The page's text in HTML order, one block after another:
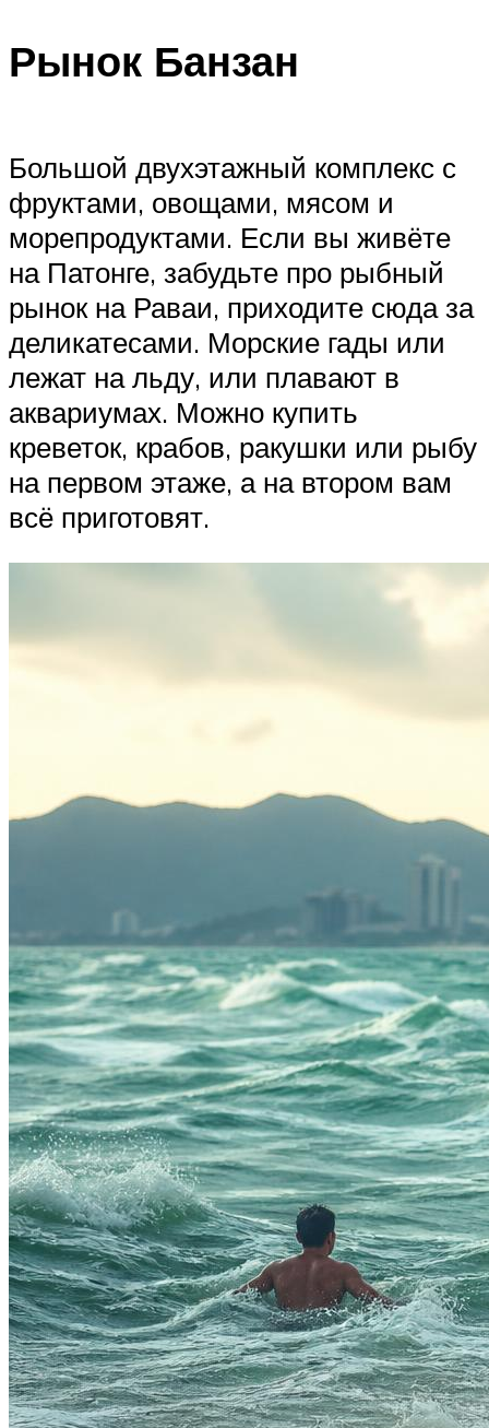
Рынок Банзан
Большой двухэтажный комплекс с
фруктами, овощами, мясом и
морепродуктами. Если вы живёте
на Патонге, забудьте про рыбный
рынок на Раваи, приходите сюда за
деликатесами. Морские гады или
лежат на льду, или плавают в
аквариумах. Можно купить
креветок, крабов, ракушки или рыбу
на первом этаже, а на втором вам
всё приготовят.